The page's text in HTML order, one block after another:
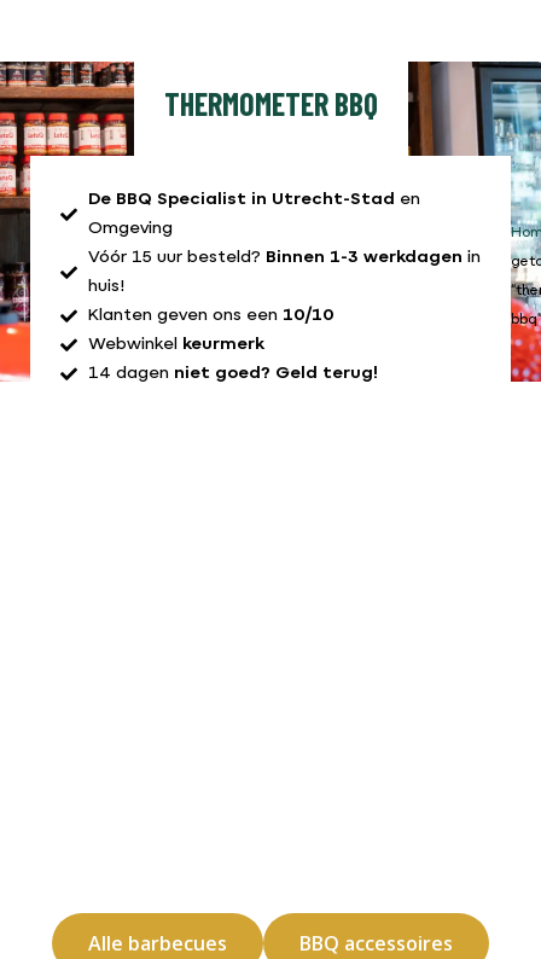
THERMOMETER BBQ
De BBQ Specialist in Utrecht-Stad en
Omgeving
Vóór 15 uur besteld? Binnen 1-3 werkdagen in
huis!
Klanten geven ons een 10/10
Webwinkel keurmerk
14 dagen niet goed? Geld terug!
bbq”
Alle barbecues BBQ accessoires